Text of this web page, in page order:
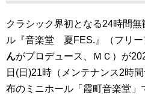
クラシック界初となる24時間
ル『音楽堂 夏FES.』（フリー
んがプロデュース、ＭＣ）が
日(日)21時（メンテナンス2時
布のミニホール「霞町音楽堂」